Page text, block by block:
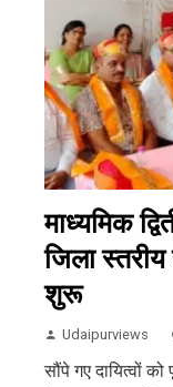
माध्यमिक
जिला स्तरीय
शुरू
Udaipurviews
सौंपे गए दायित्वों